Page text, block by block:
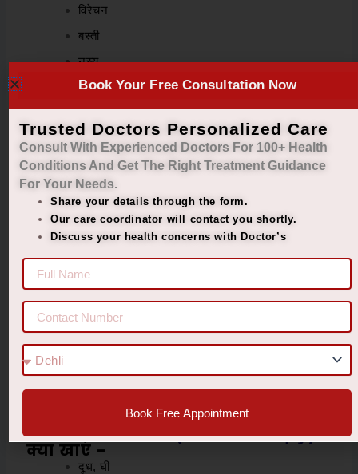
विरेचन
बस्ती
नस्य
17. औषधीय उपचार (Herbal
Remedies)
प्रमुख औषधियां –
अश्वगंधा –शक्ति बढ़ाने के लिए
शिलाजीत –
सफेद मुसली –शुक्रवर्धक
गोक्षुर –मूत्र संबंधी रोगों के लिए
18. घरेलू उपचार (Home Remedies)
दूध + शहद
आंवला चूर्ण
खजूर और दूध
19. आहार चिकित्सा (Diet Therapy)
क्या खाएं –
दूध, घी
Book Your Free Consultation Now
Trusted Doctors Personalized Care
Consult With Experienced Doctors For 100+ Health
Conditions And Get The Right Treatment Guidance
For Your Needs.
Share your details through the form.
Our care coordinator will contact you shortly.
Discuss your health concerns with Doctor’s
Book Free Appointment